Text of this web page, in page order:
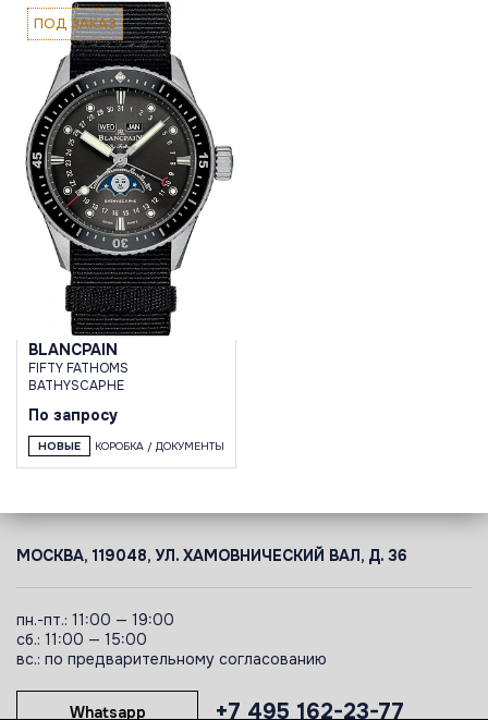
ПОД ЗАКАЗ
BLANCPAIN
FIFTY FATHOMS
BATHYSCAPHE
По запросу
НОВЫЕ КОРОБКА / ДОКУМЕНТЫ
МОСКВА, 119048, УЛ. ХАМОВНИЧЕСКИЙ ВАЛ, Д. 36
пн.-пт.: 11:00 — 19:00
сб.: 11:00 — 15:00
вс.: по предварительному согласованию
+7 495 162-23-77
Whatsapp